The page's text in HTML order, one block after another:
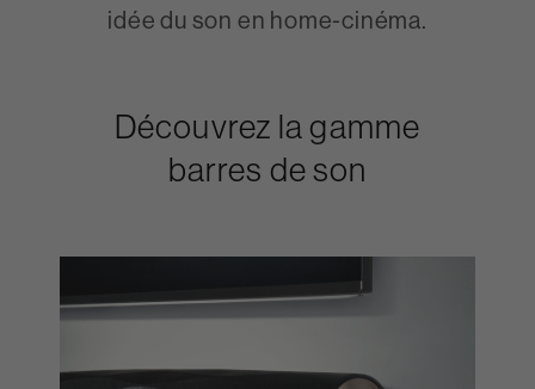
idée du son en home-cinéma.
Découvrez la gamme
barres de son